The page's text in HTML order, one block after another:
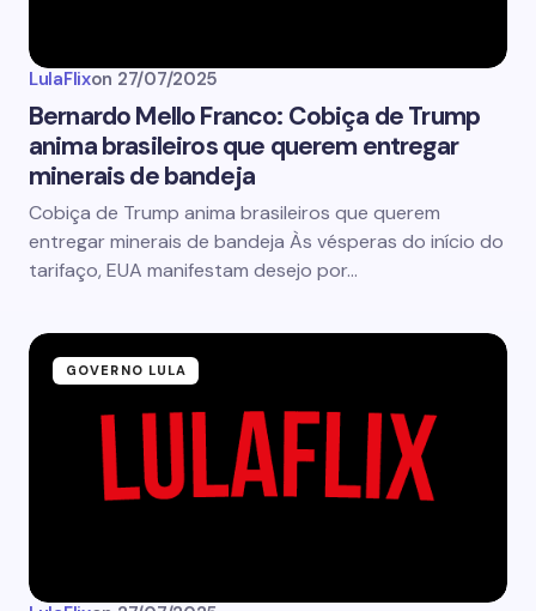
LulaFlixon 27/07/2025
Bernardo Mello Franco: Cobiça de Trump
anima brasileiros que querem entregar
minerais de bandeja
Cobiça de Trump anima brasileiros que querem
entregar minerais de bandeja Às vésperas do início do
tarifaço, EUA manifestam desejo por…
GOVERNO LULA